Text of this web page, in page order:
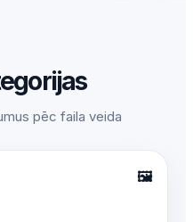
pēc faila veida
🖼️